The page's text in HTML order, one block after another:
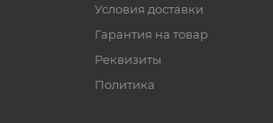
Условия доставки
Гарантия на товар
Реквизиты
Политика